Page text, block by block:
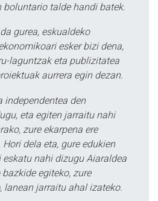
boluntario talde handi batek.
gurea, eskualdeko
esker bizi dena,
laguntzak eta publizitatea
aurrera egin dezan.
independentea den
eta egiten jarraitu nahi
zure ekarpena ere
dela eta, gure edukien
eskatu nahi dizugu Aiaraldea
egiteko, zure
lanean jarraitu ahal izateko.